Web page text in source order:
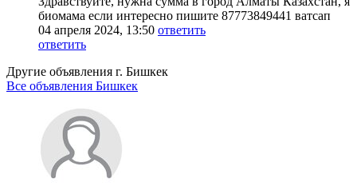
биомама если интересно пишите 87773849441 ватсап
04 апреля 2024, 13:50 ответить
ответить
Другие объявления г. Бишкек
Все объявления Бишкек